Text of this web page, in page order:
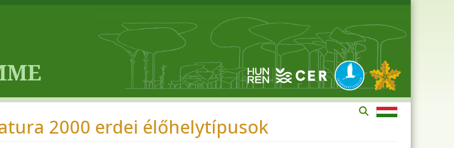
2000 erdei élőhelytípusok